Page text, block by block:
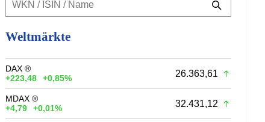
Weltmärkte
DAX ®
+223,48
+0,85% 26.363,61
MDAX ®
+4,79
+0,01% 32.431,12